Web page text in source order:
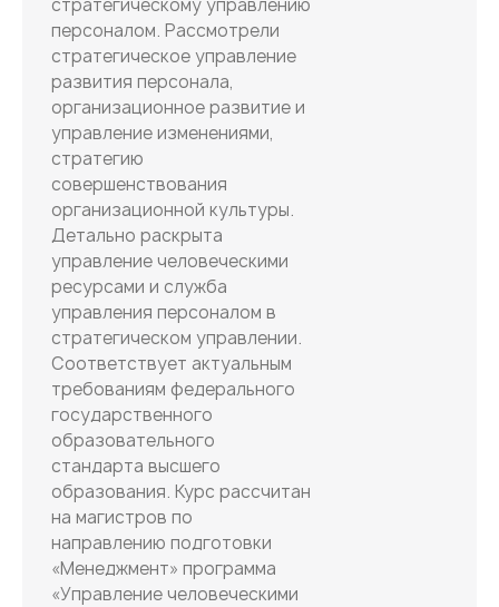
стратегическому управлению
персоналом. Рассмотрели
стратегическое управление
развития персонала,
организационное развитие и
управление изменениями,
стратегию
совершенствования
организационной культуры.
Детально раскрыта
управление человеческими
ресурсами и служба
управления персоналом в
стратегическом управлении.
Соответствует актуальным
требованиям федерального
государственного
образовательного
стандарта высшего
образования. Курс рассчитан
на магистров по
направлению подготовки
«Менеджмент» программа
«Управление человеческими